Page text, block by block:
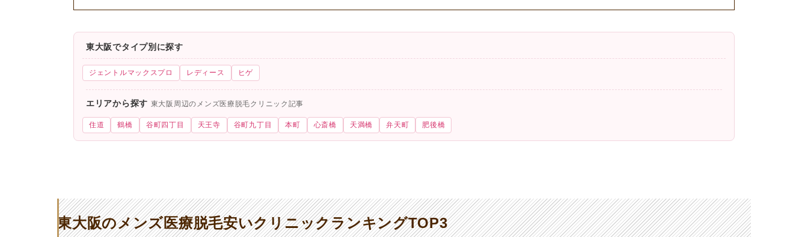
東大阪でタイプ別に探す
ジェントルマックスプロ レディース ヒゲ
エリアから探す 東大阪周辺のメンズ医療脱毛クリニック記事
住道 鶴橋 谷町四丁目 天王寺 谷町九丁目 本町 心斎橋 天満橋 弁天町 肥後橋
東大阪のメンズ医療脱毛安いクリニックランキングTOP3